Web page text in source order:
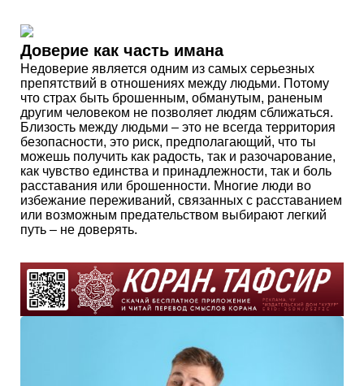
Доверие как часть имана
Недоверие является одним из самых серьезных
препятствий в отношениях между людьми. Потому
что страх быть брошенным, обманутым, раненым
другим человеком не позволяет людям сближаться.
Близость между людьми – это не всегда территория
безопасности, это риск, предполагающий, что ты
можешь получить как радость, так и разочарование,
как чувство единства и принадлежности, так и боль
расставания или брошенности. Многие люди во
избежание переживаний, связанных с расставанием
или возможным предательством выбирают легкий
путь – не доверять.